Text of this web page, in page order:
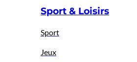
Sport & Loisirs
Sport
Jeux